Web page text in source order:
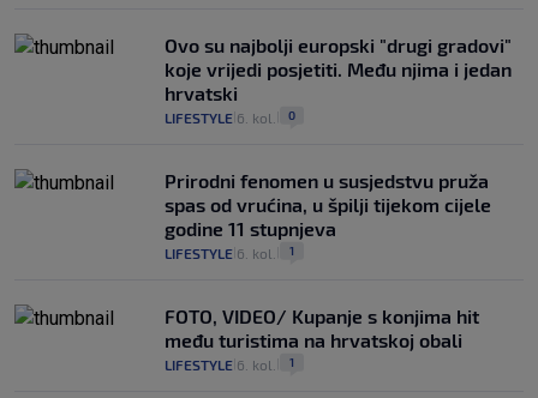
Ovo su najbolji europski "drugi gradovi"
koje vrijedi posjetiti. Među njima i jedan
hrvatski
LIFESTYLE 6. kol. 0
Prirodni fenomen u susjedstvu pruža
spas od vrućina, u špilji tijekom cijele
godine 11 stupnjeva
LIFESTYLE 6. kol. 1
FOTO, VIDEO/ Kupanje s konjima hit
među turistima na hrvatskoj obali
LIFESTYLE 6. kol. 1